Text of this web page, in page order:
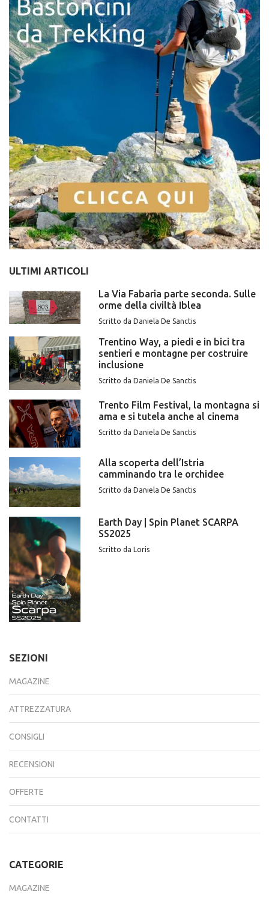
ULTIMI ARTICOLI
La Via Fabaria parte seconda. Sulle
orme della civiltà Iblea
Scritto da Daniela De Sanctis
Trentino Way, a piedi e in bici tra
sentieri e montagne per costruire
inclusione
Scritto da Daniela De Sanctis
Trento Film Festival, la montagna si
ama e si tutela anche al cinema
Scritto da Daniela De Sanctis
Alla scoperta dell’Istria
camminando tra le orchidee
Scritto da Daniela De Sanctis
Earth Day | Spin Planet SCARPA
SS2025
Scritto da Loris
SEZIONI
MAGAZINE
ATTREZZATURA
CONSIGLI
RECENSIONI
OFFERTE
CONTATTI
CATEGORIE
MAGAZINE